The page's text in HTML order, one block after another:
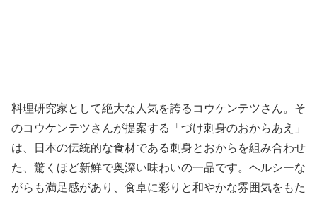
料理研究家として絶大な人気を誇るコウケンテツさん。そ
のコウケンテツさんが提案する「づけ刺身のおからあえ」
は、日本の伝統的な食材である刺身とおからを組み合わせ
た、驚くほど新鮮で奥深い味わいの一品です。ヘルシーな
がらも満足感があり、食卓に彩りと和やかな雰囲気をもた